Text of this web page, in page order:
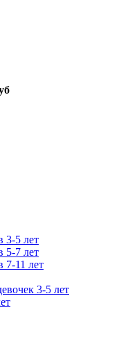
3-5 лет
5-7 лет
7-11 лет
3-5 лет